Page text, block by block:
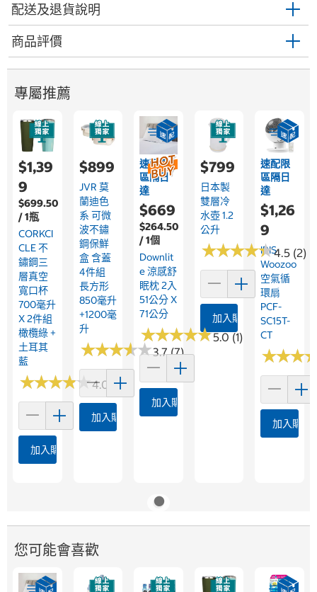
配送及退貨說明
商品評價
專屬推薦
$1,39
9
$699.50
/ 1瓶
CORKCI
CLE 不
鏽鋼三
層真空
寬口杯
700毫升
X 2件組
橄欖綠 +
土耳其
藍
★★★★★
★★★★★4.0 (21)
加入購物車
$899
JVR 莫
蘭迪色
系 可微
波不鏽
鋼保鮮
盒 含蓋
4件組
長方形
850毫升
+1200毫
升
★★★★★
★★★★★3.7 (7)
加入購物車
速配限
區隔日
達
$669
$264.50
/ 1個
Downlit
E 涼感舒
眠枕 2入
51公分 X
71公分
★★★★★
★★★★★5.0 (1)
加入購物車
$799
日本製
雙層冷
水壺 1.2
公升
★★★★★
★★★★★4.5 (2)
加入購物車
速配限
區隔日
達
$1,26
9
IRIS
Woozoo
空氣循
環扇
PCF-
SC15T-
CT
★★★
★★★
加入購物
您可能會喜歡